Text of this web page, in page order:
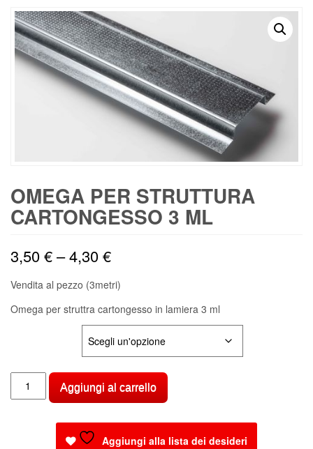
OMEGA PER STRUTTURA
CARTONGESSO 3 ML
3,50€–4,30€
Vendita al pezzo (3metri)
Omega per struttra cartongesso in lamiera 3 ml
Omega
per
Aggiungi al carrello
Aggiungi alla lista dei desideri